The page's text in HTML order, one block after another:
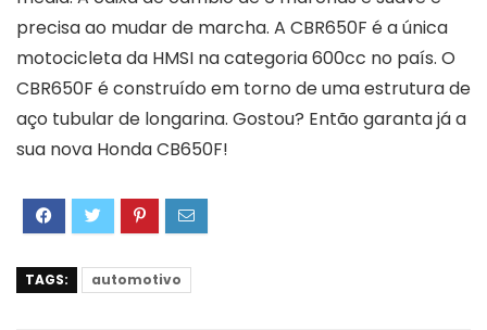
precisa ao mudar de marcha. A CBR650F é a única
motocicleta da HMSI na categoria 600cc no país. O
CBR650F é construído em torno de uma estrutura de
aço tubular de longarina. Gostou? Então garanta já a
sua nova Honda CB650F!
TAGS: automotivo